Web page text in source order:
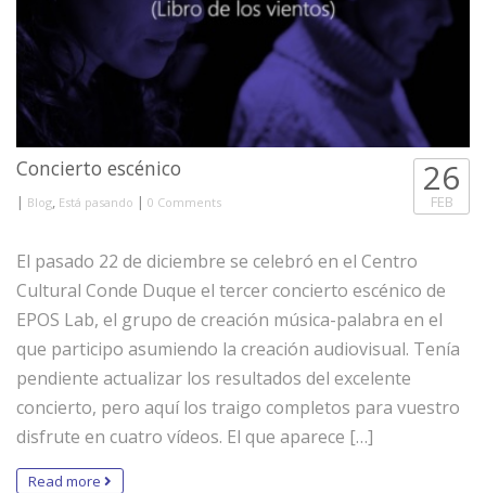
Concierto escénico
| Blog, Está pasando | 0 Comments
26
FEB
El pasado 22 de diciembre se celebró en el Centro
Cultural Conde Duque el tercer concierto escénico de
EPOS Lab, el grupo de creación música-palabra en el
que participo asumiendo la creación audiovisual. Tenía
pendiente actualizar los resultados del excelente
concierto, pero aquí los traigo completos para vuestro
disfrute en cuatro vídeos. El que aparece […]
Read more